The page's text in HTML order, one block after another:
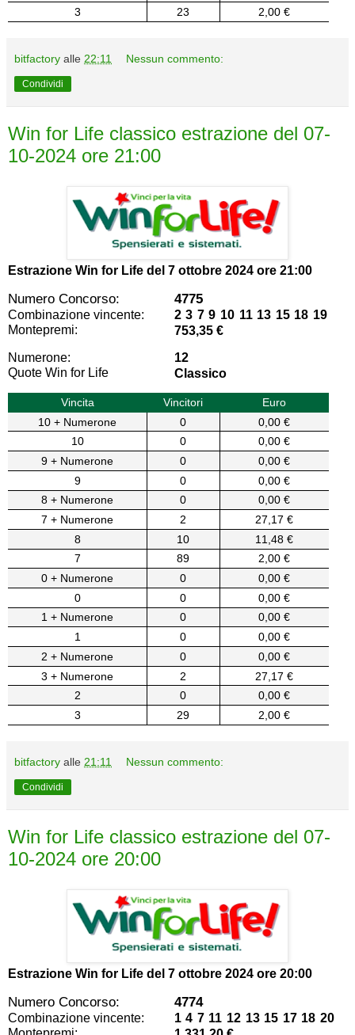
3
23 2,00 €
bitfactory alle 22:11 Nessun commento:
Condividi
Win for Life classico estrazione del 07-
10-2024 ore 21:00
Estrazione Win for Life del 7 ottobre 2024 ore 21:00
Numero Concorso: 4775
Combinazione vincente:
2 3 7 9 10 11 13 15 18 19
Montepremi:
753,35 €
Numerone:
12
Quote Win for Life
Classico
Vincita Vincitori
Euro
10 + Numerone
0
0,00 €
10
0
0,00 €
9 + Numerone
0
0,00 €
9
0
0,00 €
8 + Numerone
0
0,00 €
7 + Numerone
2
27,17 €
8
10
11,48 €
7
89
2,00 €
0 + Numerone
0
0,00 €
0
0
0,00 €
1 + Numerone
0
0,00 €
1
0
0,00 €
2 + Numerone
0
0,00 €
3 + Numerone
2
27,17 €
2
0
0,00 €
3
29 2,00 €
bitfactory alle 21:11 Nessun commento:
Condividi
Win for Life classico estrazione del 07-
10-2024 ore 20:00
Estrazione Win for Life del 7 ottobre 2024 ore 20:00
Numero Concorso: 4774
Combinazione vincente:
1 4 7 11 12 13 15 17 18 20